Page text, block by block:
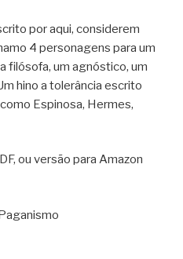
por aqui, considerem
4 personagens para um
filósofa, um agnóstico, um
hino a tolerância escrito
Espinosa, Hermes,
ou versão para Amazon